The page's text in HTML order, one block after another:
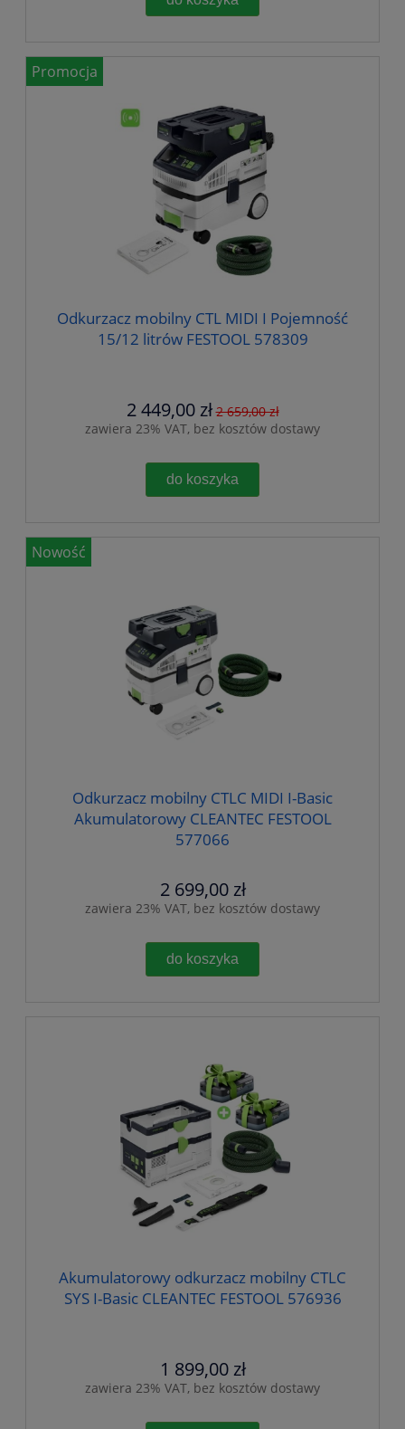
Odkurzacz mobilny CTL MIDI I Pojemność
15/12 litrów FESTOOL 578309
2 449,00 zł 2 659,00 zł
zawiera 23% VAT, bez kosztów dostawy
do koszyka
Promocja
Odkurzacz mobilny CTLC MIDI I-Basic
Akumulatorowy CLEANTEC FESTOOL
577066
2 699,00 zł
zawiera 23% VAT, bez kosztów dostawy
do koszyka
Nowość
Akumulatorowy odkurzacz mobilny CTLC
SYS I-Basic CLEANTEC FESTOOL 576936
1 899,00 zł
zawiera 23% VAT, bez kosztów dostawy